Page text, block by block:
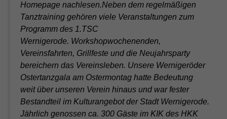
Homepage nachlesen.Neben dem regelmäßigen
Tanztraining gehören viele Veranstaltungen zum
Programm des 1.TSC
Wernigerode. Workshopwochenenden,
Vereinsfahrten, Grillfeste und die Neujahrsparty
bereichern das Vereinsleben. Unsere Wernigeröder
Ostertanzgala am Ostermontag hatte Bedeutung
weit über unseren Verein hinaus und war fester
Bestandteil im Kulturangebot der Stadt Wernigerode.
Jährlich genossen ca. 300 Gäste im KIK des HKK